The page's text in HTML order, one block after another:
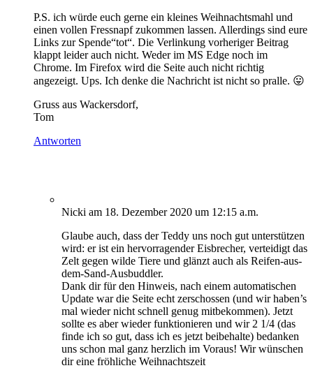
P.S. ich würde euch gerne ein kleines Weihnachtsmahl und
einen vollen Fressnapf zukommen lassen. Allerdings sind eure
Links zur Spende“tot“. Die Verlinkung vorheriger Beitrag
klappt leider auch nicht. Weder im MS Edge noch im
Chrome. Im Firefox wird die Seite auch nicht richtig
angezeigt. Ups. Ich denke die Nachricht ist nicht so pralle. 😛
Gruss aus Wackersdorf,
Tom
Antworten
Nicki am 18. Dezember 2020 um 12:15 a.m.
Glaube auch, dass der Teddy uns noch gut unterstützen
wird: er ist ein hervorragender Eisbrecher, verteidigt das
Zelt gegen wilde Tiere und glänzt auch als Reifen-aus-
dem-Sand-Ausbuddler.
Dank dir für den Hinweis, nach einem automatischen
Update war die Seite echt zerschossen (und wir haben’s
mal wieder nicht schnell genug mitbekommen). Jetzt
sollte es aber wieder funktionieren und wir 2 1/4 (das
finde ich so gut, dass ich es jetzt beibehalte) bedanken
uns schon mal ganz herzlich im Voraus! Wir wünschen
dir eine fröhliche Weihnachtszeit